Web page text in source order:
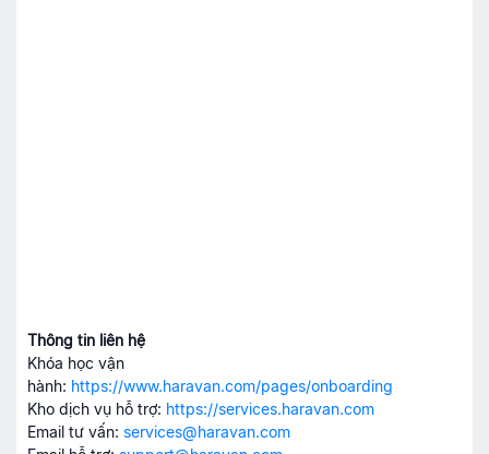
Thông tin liên hệ
Khóa học vận
hành: https://www.haravan.com/pages/onboarding
Kho dịch vụ hỗ trợ: https://services.haravan.com
Email tư vấn: services@haravan.com